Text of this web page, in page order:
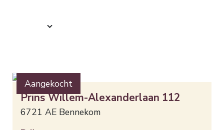
Aangekocht
Prins Willem-Alexanderlaan 112
6721 AE Bennekom